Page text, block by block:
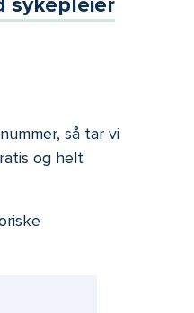
så tar vi
og helt